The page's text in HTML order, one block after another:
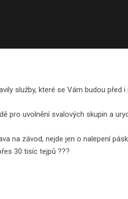
služby, které se Vám budou
pro uvolnění svalových skupin a
na závod, nejde jen o nalepení
30 tisíc tejpů ???